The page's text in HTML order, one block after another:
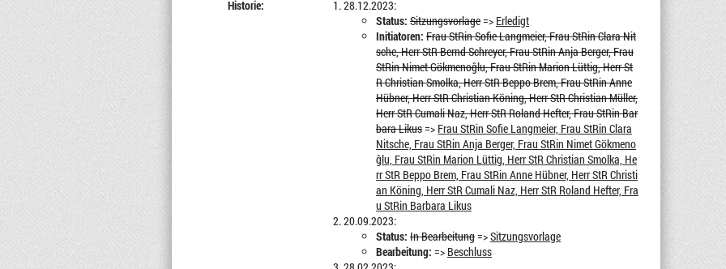
Historie:
28.12.2023:
Status: Sitzungsvorlage=> Erledigt
Initiatoren: Frau StRin Sofie Langmeier, Frau StRin Clara Nit
sche, Herr StR Bernd Schreyer, Frau StRin Anja Berger, Frau
StRin Nimet Gökmenoĝlu, Frau StRin Marion Lüttig, Herr St
R Christian Smolka, Herr StR Beppo Brem, Frau StRin Anne
Hübner, Herr StR Christian Köning, Herr StR Christian Müller,
Herr StR Cumali Naz, Herr StR Roland Hefter, Frau StRin Bar
bara Likus=> Frau StRin Sofie Langmeier, Frau StRin Clara
Nitsche, Frau StRin Anja Berger, Frau StRin Nimet Gökmeno
ĝlu, Frau StRin Marion Lüttig, Herr StR Christian Smolka, He
rr StR Beppo Brem, Frau StRin Anne Hübner, Herr StR Christi
an Köning, Herr StR Cumali Naz, Herr StR Roland Hefter, Fra
u StRin Barbara Likus
20.09.2023:
Status: In Bearbeitung=>Sitzungsvorlage
Bearbeitung: => Beschluss